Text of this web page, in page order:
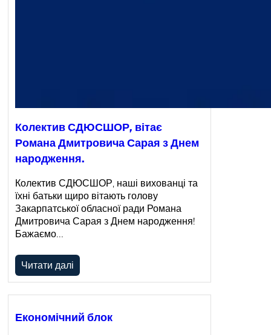
Колектив СДЮСШОР, вітає
Романа Дмитровича Сарая з Днем
народження.
Колектив СДЮСШОР, наші вихованці та
їхні батьки щиро вітають голову
Закарпатської обласної ради Романа
Дмитровича Сарая з Днем народження!
Бажаємо…
Читати далі
Економічний блок